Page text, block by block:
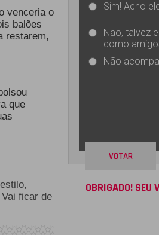
venceria o
balões
restarem,
que
ficar de
Sim! Acho
Não, talvez
como
Não
VOTAR
OBRIGADO! SEU